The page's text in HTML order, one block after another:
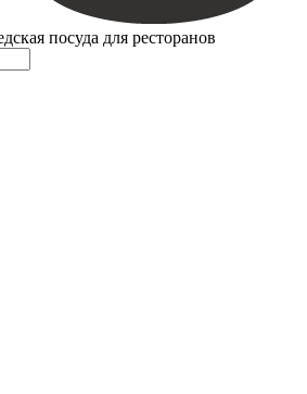
посуда для ресторанов